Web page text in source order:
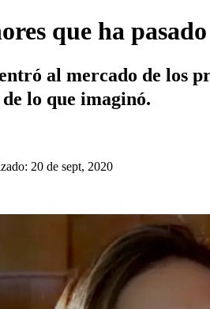
que ha
al mercado de los
lo que imaginó.
20 de sept, 2020